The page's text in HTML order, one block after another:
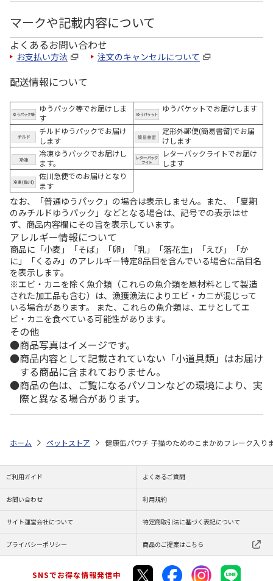
マークや記載内容について
よくあるお問い合わせ
お支払い方法 注文のキャンセルについて
配送情報について
ゆうパック等でお届けしま
す
ゆうパケットでお届けします
チルドゆうパックでお届け
します
定形外郵便(簡易書留)でお届
けします
冷凍ゆうパックでお届けし
ます。
レターパックライトでお届け
します
佐川急便でのお届けとなり
ます
なお、「普通ゆうパック」の場合は表示しません。また、「夏期
のみチルドゆうパック」などとなる場合は、記号での表示はせ
ず、商品内容欄にその旨を表示しています。
アレルギー情報について
商品に「小麦」「そば」「卵」「乳」「落花生」「えび」「か
に」「くるみ」のアレルギー特定8品目を含んでいる場合に品目名
を表示します。
※エビ・カニを除く魚介類（これらの魚介類を原材料として製造
された加工品も含む）は、漁獲漁法によりエビ・カニが混じって
いる場合があります。 また、これらの魚介類は、エサとしてエ
ビ・カニを食べている可能性があります。
その他
商品写真はイメージです。
商品内容として記載されていない「小道具類」はお届け
する商品に含まれておりません。
商品の色は、ご覧になるパソコンなどの環境により、実
際と異なる場合があります。
ホーム ペットストア 健康缶パウチ 子猫のためのこまかめフレーク入り
ご利用ガイド よくあるご質問
お問い合わせ 利用規約
サイト運営会社について 特定商取引法に基づく表記について
プライバシーポリシー 商品のご提案はこちら
SNSでお得な情報発信中